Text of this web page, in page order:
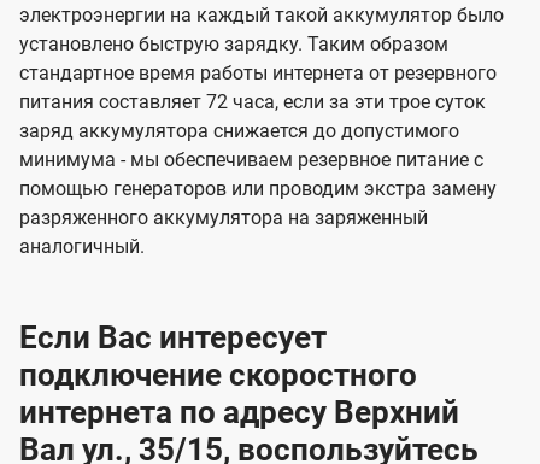
электроэнергии на каждый такой аккумулятор было
установлено быструю зарядку. Таким образом
стандартное время работы интернета от резервного
питания составляет 72 часа, если за эти трое суток
заряд аккумулятора снижается до допустимого
минимума - мы обеспечиваем резервное питание с
помощью генераторов или проводим экстра замену
разряженного аккумулятора на заряженный
аналогичный.
Если Вас интересует
подключение скоростного
интернета по адресу Верхний
Вал ул., 35/15, воспользуйтесь